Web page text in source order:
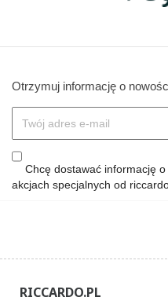
Otrzymuj informację o
Chcę dostawać informację
akcjach specjalnych od
RICCARDO.PL